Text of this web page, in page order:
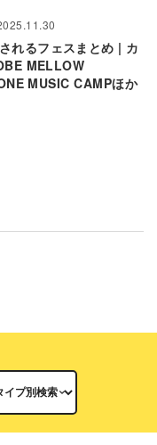
れるフェスまとめ | カ
MELLOW
MUSIC CAMPほか